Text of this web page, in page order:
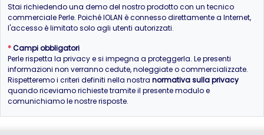
Stai richiedendo una demo del nostro prodotto con un tecnico
commerciale Perle. Poiché IOLAN è connesso direttamente a Internet,
l'accesso è limitato solo agli utenti autorizzati.
*Campi obbligatori
Perle rispetta la privacy e si impegna a proteggerla. Le presenti
informazioni non verranno cedute, noleggiate o commercializzate.
Rispetteremo i criteri definiti nella nostra normativa sulla privacy
quando riceviamo richieste tramite il presente modulo e
comunichiamo le nostre risposte.